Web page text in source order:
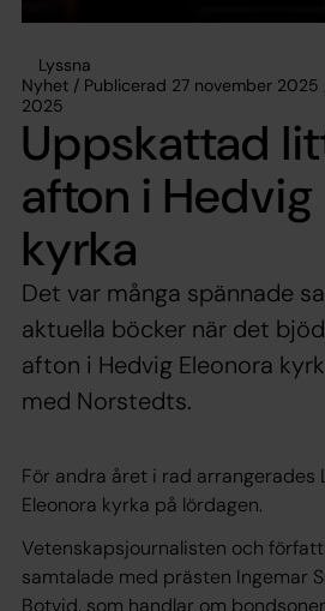
Lyssna
Nyhet / Publicerad 27 november
2025
Uppskattad
afton i Hedvig
kyrka
Det var många spännade
aktuella böcker när det
afton i Hedvig Eleonora
med Norstedts.
För andra året i rad arrangerades
Eleonora kyrka på lördagen.
Vetenskapsjournalisten och
samtalade med prästen Ingemar
Botvid, som handlar om